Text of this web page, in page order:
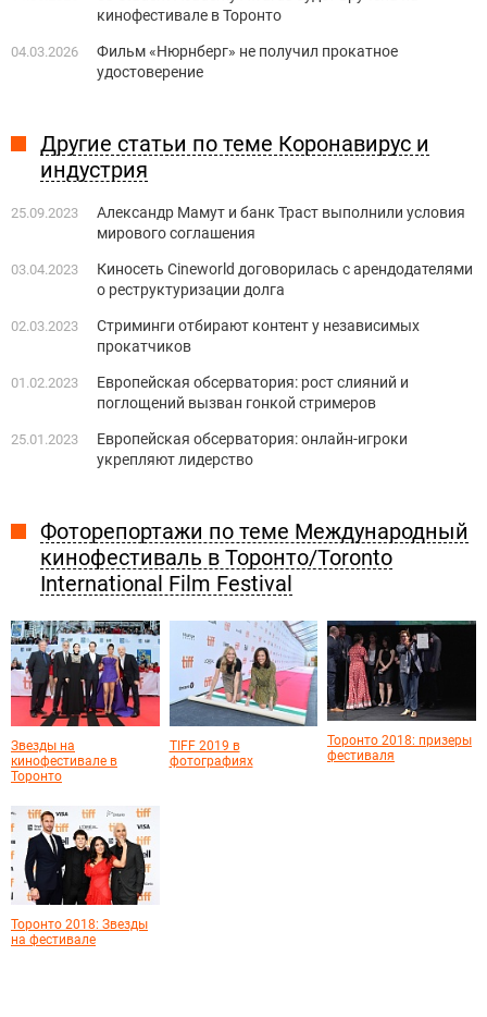
кинофестивале в Торонто
04.03.2026
Фильм «Нюрнберг» не получил прокатное
удостоверение
Другие статьи по теме Коронавирус и
индустрия
25.09.2023
Александр Мамут и банк Траст выполнили условия
мирового соглашения
03.04.2023
Киносеть Cineworld договорилась с арендодателями
о реструктуризации долга
02.03.2023
Стриминги отбирают контент у независимых
прокатчиков
01.02.2023
Европейская обсерватория: рост слияний и
поглощений вызван гонкой стримеров
25.01.2023
Европейская обсерватория: онлайн-игроки
укрепляют лидерство
Фоторепортажи по теме Международный
кинофестиваль в Торонто/Toronto
International Film Festival
Звезды на
кинофестивале в
Торонто
TIFF 2019 в
фотографиях
Торонто 2018: призеры
фестиваля
Торонто 2018: Звезды
на фестивале